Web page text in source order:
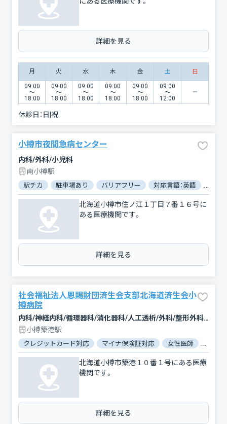
詳細を見る
月 火 水 木 金 土 日
09:00
〜
18:00
09:00
〜
18:00
09:00
〜
18:00
09:00
〜
18:00
09:00
〜
18:00
09:00
〜
12:00
休診日： 日|祝
小樽市夜間急病センター
内科/外科/小児科
南小樽駅
駅チカ 駐車場あり バリアフリー 対応言語：英語
北海道小樽市住ノ江１丁目７番１６号に
ある医療機関です。
詳細を見る
社会福祉法人恩賜財団済生会支部北海道済生会小
樽病院
内科/神経内科/循環器科/消化器科/人工透析/外科/整形外科/小児科/泌尿器科/精神科・神経科/リハビリテーション/放射線科
小樽築港駅
クレジットカード対応 マイナ保険証対応 女性医師
北海道小樽市築港１０番１号にある医療
機関です。
詳細を見る